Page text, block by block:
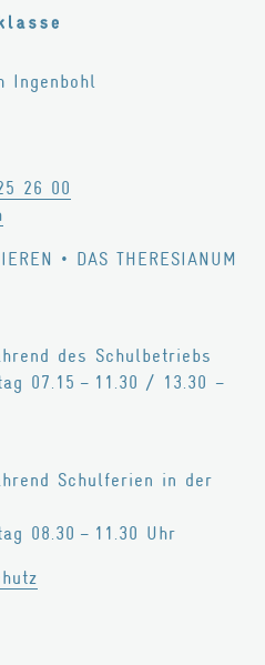
Ingenbohl
26 00
• DAS THERESIANUM
des Schulbetriebs
07.15 – 11.30 / 13.30 –
Schulferien in der
08.30 – 11.30 Uhr